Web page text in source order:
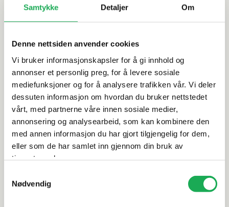
Samtykke Detaljer Om
Denne nettsiden anvender cookies
Vi bruker informasjonskapsler for å gi innhold og
annonser et personlig preg, for å levere sosiale
mediefunksjoner og for å analysere trafikken vår. Vi deler
dessuten informasjon om hvordan du bruker nettstedet
vårt, med partnerne våre innen sosiale medier,
annonsering og analysearbeid, som kan kombinere den
med annen informasjon du har gjort tilgjengelig for dem,
eller som de har samlet inn gjennom din bruk av
tjenestene deres.
Nødvendig
Artikkelnr.101368895
Produktinformasjon
Spesifikasjoner
Rengjøring og vedlikehold
Leveringsinformasjon